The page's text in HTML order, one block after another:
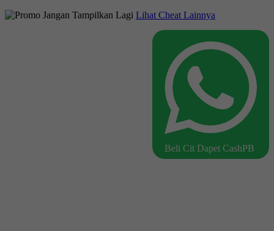
Jangan Tampilkan Lagi Lihat Cheat Lainnya
Beli Cit Dapet CashPB